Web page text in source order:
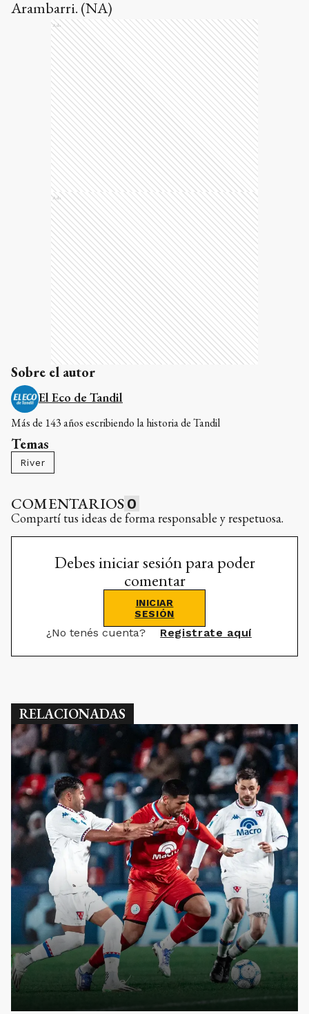
Arambarri. (NA)
Ads
Ads
Sobre el autor
El Eco de Tandil
Más de 143 años escribiendo la historia de Tandil
Temas
River
COMENTARIOS 0
Compartí tus ideas de forma responsable y respetuosa.
Debes iniciar sesión para poder
comentar
INICIAR
SESIÓN
¿No tenés cuenta? Registrate aquí
RELACIONADAS